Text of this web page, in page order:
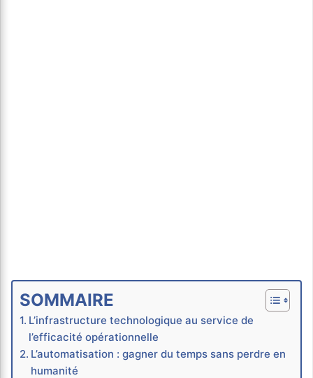
SOMMAIRE
L’infrastructure technologique au service de
l’efficacité opérationnelle
L’automatisation : gagner du temps sans perdre en
humanité